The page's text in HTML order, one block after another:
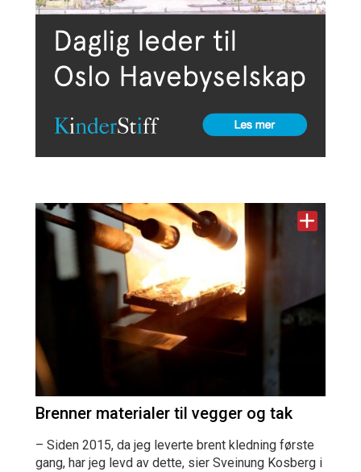
Brenner materialer til vegger og tak
– Siden 2015, da jeg leverte brent kledning første
gang, har jeg levd av dette, sier Sveinung Kosberg i